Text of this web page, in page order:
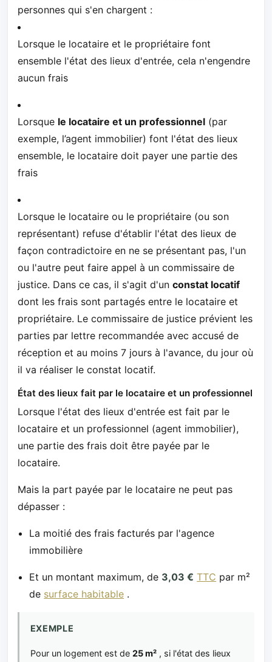
personnes qui s'en chargent :
Lorsque le locataire et le propriétaire font
ensemble l'état des lieux d'entrée, cela n'engendre
aucun frais
Lorsque le locataire et un professionnel (par
exemple, l’agent immobilier) font l'état des lieux
ensemble, le locataire doit payer une partie des
frais
Lorsque le locataire ou le propriétaire (ou son
représentant) refuse d'établir l'état des lieux de
façon contradictoire en ne se présentant pas, l'un
ou l'autre peut faire appel à un commissaire de
justice. Dans ce cas, il s'agit d'un constat locatif
dont les frais sont partagés entre le locataire et
propriétaire. Le commissaire de justice prévient les
parties par lettre recommandée avec accusé de
réception et au moins 7 jours à l'avance, du jour où
il va réaliser le constat locatif.
État des lieux fait par le locataire et un professionnel
Lorsque l'état des lieux d'entrée est fait par le
locataire et un professionnel (agent immobilier),
une partie des frais doit être payée par le
locataire.
Mais la part payée par le locataire ne peut pas
dépasser :
La moitié des frais facturés par l'agence
immobilière
Et un montant maximum, de 3,03 € TTC par m²
de surface habitable .
EXEMPLE
Pour un logement est de 25 m², si l'état des lieux